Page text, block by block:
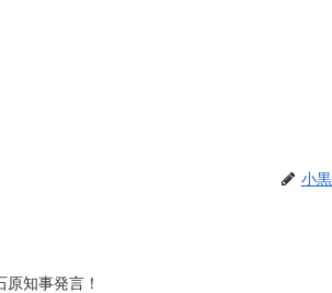
小
知事発言！